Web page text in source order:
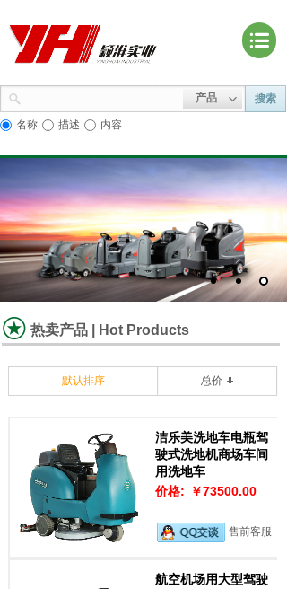
产品 搜索
名称 描述 内容
热卖产品 | Hot Products
默认排序 总价
洁乐美洗地车电瓶驾
驶式洗地机商场车间
用洗地车
价格: ￥73500.00
航空机场用大型驾驶
售前客服